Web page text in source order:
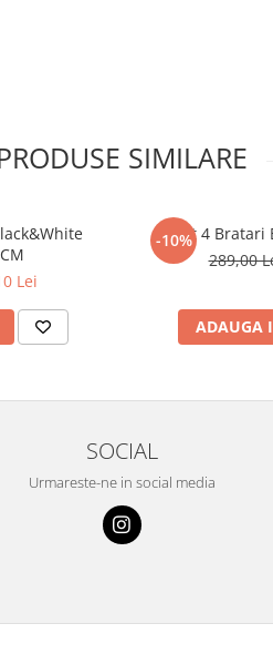
SIMILARE
Lei
-10%Set 4 Bratari
289,00
ADAUGA
SOCIAL
Urmareste-ne in social media